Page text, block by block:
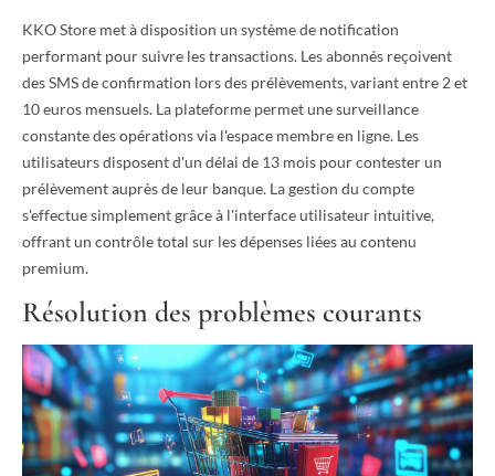
KKO Store met à disposition un système de notification
performant pour suivre les transactions. Les abonnés reçoivent
des SMS de confirmation lors des prélèvements, variant entre 2 et
10 euros mensuels. La plateforme permet une surveillance
constante des opérations via l'espace membre en ligne. Les
utilisateurs disposent d'un délai de 13 mois pour contester un
prélèvement auprès de leur banque. La gestion du compte
s'effectue simplement grâce à l'interface utilisateur intuitive,
offrant un contrôle total sur les dépenses liées au contenu
premium.
Résolution des problèmes courants